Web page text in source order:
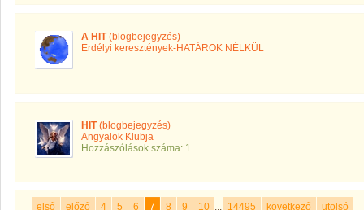
A HIT(blogbejegyzés)
Erdélyi keresztények-HATÁROK NÉLKÜL
HIT(blogbejegyzés)
Angyalok Klubja
Hozzászólások száma: 1
első előző 4 5 6 7 8 9 10 ... 14495 következő utolsó